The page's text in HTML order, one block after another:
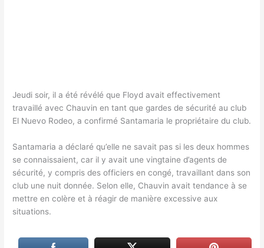
Jeudi soir, il a été révélé que Floyd avait effectivement
travaillé avec Chauvin en tant que gardes de sécurité au club
El Nuevo Rodeo, a confirmé Santamaria le propriétaire du club.
Santamaria a déclaré qu’elle ne savait pas si les deux hommes
se connaissaient, car il y avait une vingtaine d’agents de
sécurité, y compris des officiers en congé, travaillant dans son
club une nuit donnée. Selon elle, Chauvin avait tendance à se
mettre en colère et à réagir de manière excessive aux
situations.